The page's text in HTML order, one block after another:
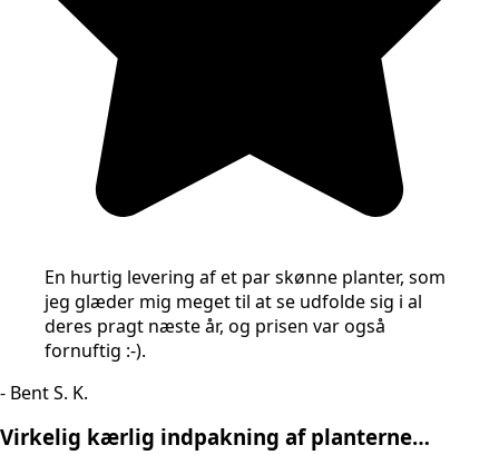
En hurtig levering af et par skønne planter, som
jeg glæder mig meget til at se udfolde sig i al
deres pragt næste år, og prisen var også
fornuftig :-).
- Bent S. K.
Virkelig kærlig indpakning af planterne…